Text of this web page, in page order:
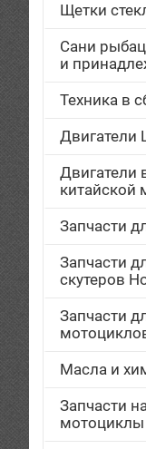
Щетки
Сани
и
Техника в
Двигатели
Двигатели
китайской
Запчасти
Запчасти
скутеров
Запчасти
Масла и
Запчасти